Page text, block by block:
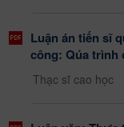
Luận án tiến sĩ
công: Qúa trình
Thạc sĩ cao học